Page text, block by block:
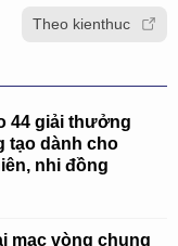
Theo kienthuc
44 giải thưởng
tạo dành cho
nhi đồng
mạc vòng chung